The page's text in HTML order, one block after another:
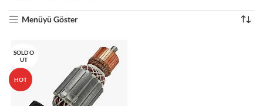
Menüyü Göster
SOLD O
UT
HOT